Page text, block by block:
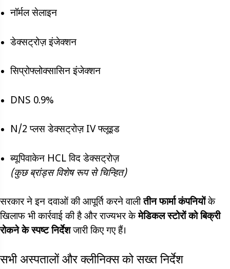
नॉर्मल सेलाइन
डेक्सट्रोज़ इंजेक्शन
सिप्रोफ्लोक्सासिन इंजेक्शन
DNS 0.9%
N/2 प्लस डेक्सट्रोज़ IV फ्लूइड
ब्यूपिवाकेन HCL विद डेक्सट्रोज़
(कुछ ब्रांड्स विशेष रूप से चिन्हित)
सरकार ने इन दवाओं की आपूर्ति करने वालीतीन फार्मा कंपनियोंके
खिलाफ भी कार्रवाई की है और राज्यभर केमेडिकल स्टोरों को बिक्री
रोकने के स्पष्ट निर्देशजारी किए गए हैं।
सभी अस्पतालों और क्लीनिक्स को सख्त निर्देश